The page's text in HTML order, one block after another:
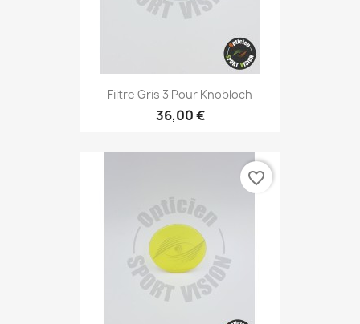
Filtre Gris 3 Pour Knobloch
36,00 €
favorite_border